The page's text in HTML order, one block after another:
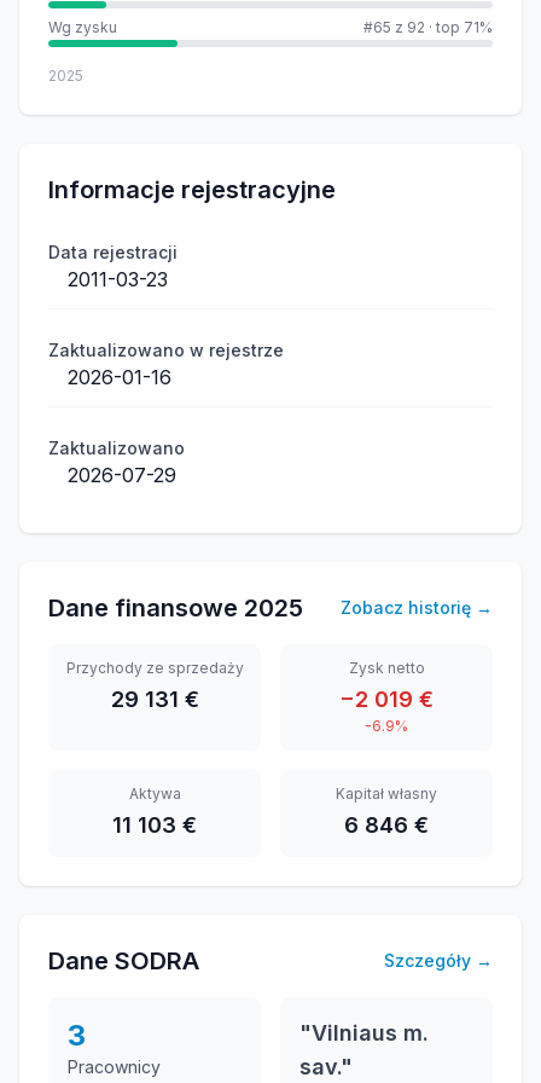
Wg zysku #65 z 92 · top 71%
2025
Informacje rejestracyjne
Data rejestracji
2011-03-23
Zaktualizowano w rejestrze
2026-01-16
Zaktualizowano
2026-07-29
Dane finansowe 2025 Zobacz historię →
Przychody ze sprzedaży
29 131 €
Zysk netto
−2 019 €
-6.9%
Aktywa
11 103 €
Kapitał własny
6 846 €
Dane SODRA Szczegóły →
3
Pracownicy
"Vilniaus m.
sav."